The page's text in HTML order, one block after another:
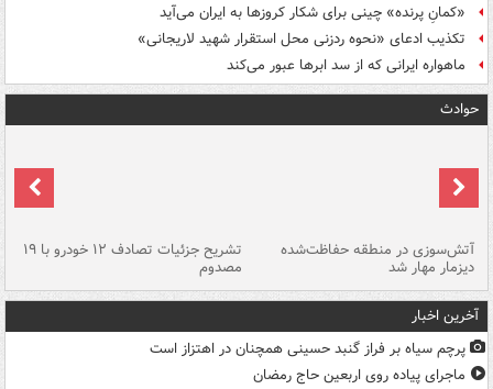
«کمانِ پرنده» چینی برای شکار کروزها به ایران می‌آید
تکذیب ادعای «نحوه ردزنی محل استقرار شهید لاریجانی»
ماهواره ایرانی که از سد ابرها عبور می‌کند
حوادث
آتش‌سوزی در منطقه حفاظت‌شده
دیزمار مهار شد
تشریح جزئیات تصادف ۱۲ خودرو با ۱۹
مصدوم
آخرین اخبار
پرچم سیاه بر فراز گنبد حسینی همچنان در اهتزاز است
ماجرای پیاده روی اربعین حاج رمضان